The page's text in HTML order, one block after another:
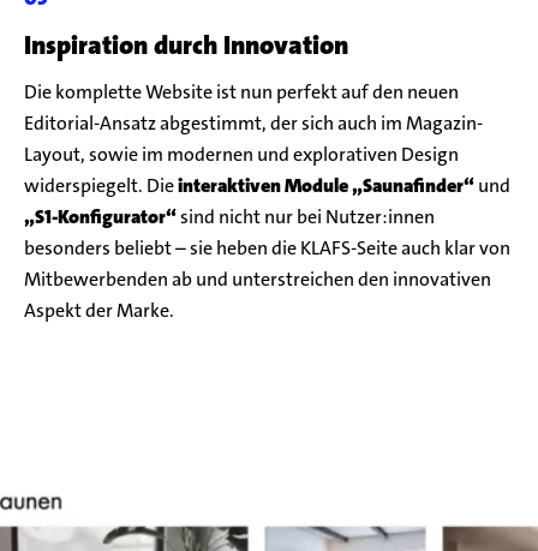
Inspiration durch Innovation
Die komplette Website ist nun perfekt auf den neuen
Editorial-Ansatz abgestimmt, der sich auch im Magazin-
Layout, sowie im modernen und explorativen Design
widerspiegelt. Dieinteraktiven Module „Saunafinder“und
„S1-Konfigurator“sind nicht nur bei Nutzer:innen
besonders beliebt – sie heben die KLAFS-Seite auch klar von
Mitbewerbenden ab und unterstreichen den innovativen
Aspekt der Marke.